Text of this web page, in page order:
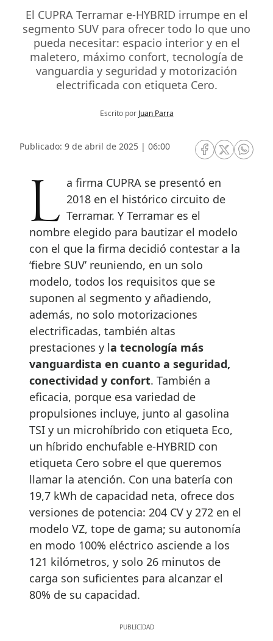
El CUPRA Terramar e-HYBRID irrumpe en el
segmento SUV para ofrecer todo lo que uno
pueda necesitar: espacio interior y en el
maletero, máximo confort, tecnología de
vanguardia y seguridad y motorización
electrificada con etiqueta Cero.
Escrito por Juan Parra
Publicado: 9 de abril de 2025 | 06:00
RRSS Facebook
RRSSRRSS
La firma CUPRA se presentó en 2018 en el histórico circuito de
Terramar. Y Terramar es el
nombre elegido para bautizar el modelo
con el que la firma decidió contestar a la
‘fiebre SUV’ reuniendo, en un solo
modelo, todos los requisitos que se
suponen al segmento y añadiendo,
además, no solo motorizaciones
electrificadas, también altas
prestaciones y la tecnología más
vanguardista en cuanto a seguridad,
conectividad y confort. También a
eficacia, porque esa variedad de
propulsiones incluye, junto al gasolina
TSI y un microhíbrido con etiqueta Eco,
un híbrido enchufable e-HYBRID con
etiqueta Cero sobre el que queremos
llamar la atención. Con una batería con
19,7 kWh de capacidad neta, ofrece dos
versiones de potencia: 204 CV y 272 en el
modelo VZ, tope de gama; su autonomía
en modo 100% eléctrico asciende a los
121 kilómetros, y solo 26 minutos de
carga son suficientes para alcanzar el
80% de su capacidad.